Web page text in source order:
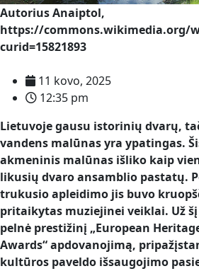
Autorius Anaiptol,
https://commons.wikimedia.org/
curid=15821893
11 kovo, 2025
12:35 pm
Lietuvoje gausu istorinių dvarų,
vandens malūnas yra ypatingas.
akmeninis malūnas išliko kaip
likusių dvaro ansamblio pastatų.
trukusio apleidimo jis buvo
pritaikytas muziejinei veiklai. Už
pelnė prestižinį „European
Awards“ apdovanojimą,
kultūros paveldo išsaugojimo